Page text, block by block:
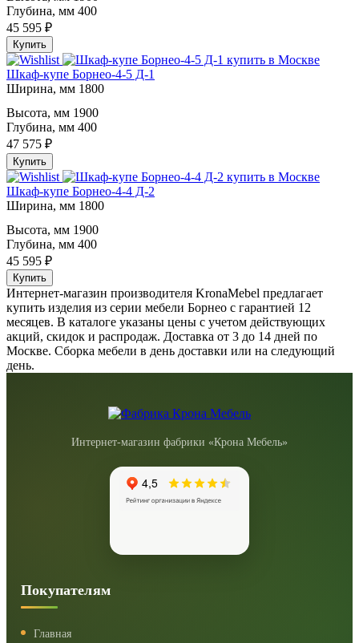
Глубина, мм 400
45 595 ₽
Купить
Шкаф-купе Борнео-4-5 Д-1
Ширина, мм 1800
Высота, мм 1900
Глубина, мм 400
47 575 ₽
Купить
Шкаф-купе Борнео-4-4 Д-2
Ширина, мм 1800
Высота, мм 1900
Глубина, мм 400
45 595 ₽
Купить
Интернет-магазин производителя KronaMebel предлагает
купить изделия из серии мебели Борнео с гарантией 12
месяцев. В каталоге указаны цены с учетом действующих
акций, скидок и распродаж. Доставка от 3 до 14 дней по
Москве. Сборка мебели в день доставки или на следующий
день.
Интернет-магазин фабрики «Крона Мебель»
Покупателям
Главная